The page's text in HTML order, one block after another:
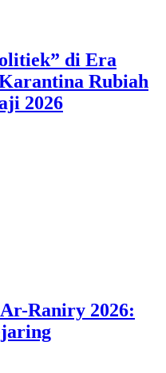
di Era
Rubiah
2026
Raniry 2026: